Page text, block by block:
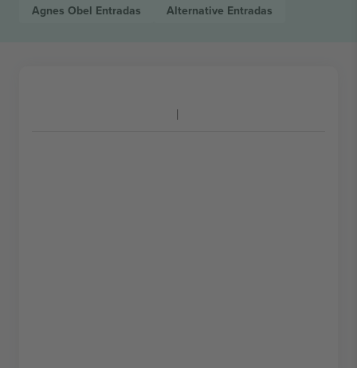
Agnes Obel Entradas Alternative Entradas